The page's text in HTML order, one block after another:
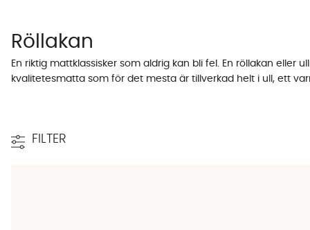
Röllakan
En riktig mattklassisker som aldrig kan bli fel. En röllakan
kvalitetesmatta som för det mesta är tillverkad helt i ull, ett
I grunden är en röllakan en handvävd ullmatta i ett klassiskt
FILTER